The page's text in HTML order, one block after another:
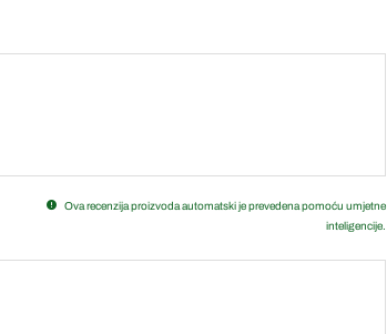
Ova recenzija proizvoda automatski je prevedena pomoću umjetne
inteligencije.